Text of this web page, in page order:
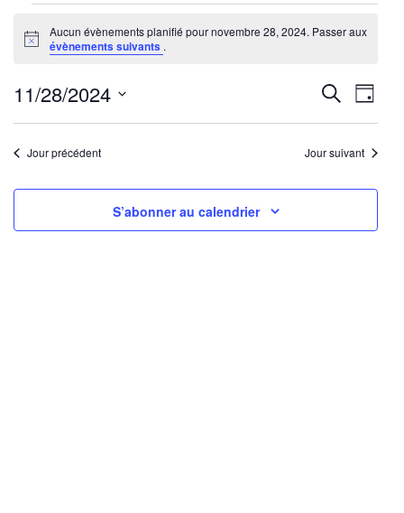
for
novembre
28,
2024
Notice
Aucun évènements planifié pour novembre 28, 2024. Passer aux
évènements suivants .
et
de
vues
Recherche
de
Jour
11/28/2024
Sélectionnez
uneJour précédent Jour suivant
S’abonner au calendrier